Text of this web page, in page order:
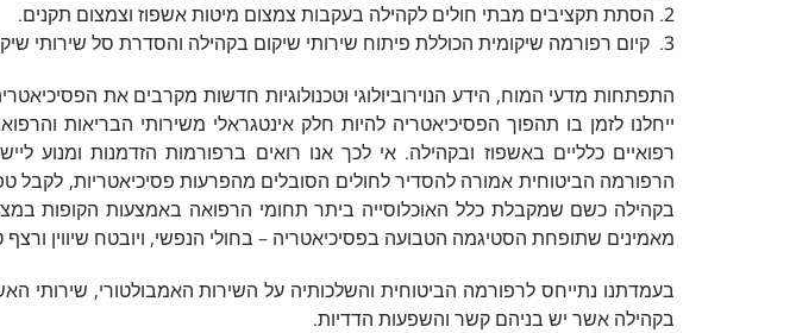
2. הסתת תקציבים מבתי חולים לקהילה בעקבות צמצום מיטות אשפוז וצמצום תקנים.
3. קיום רפורמה שיקומית הכוללת פיתוח שירותי שיקום בקהילה והסדרת סל שירותי שיקום בחקיקה.
התפתחות מדעי המוח, הידע הנוירוביולוגי וטכנולוגיות חדשות מקרבים את
ייחלנו לזמן בו תהפוך הפסיכיאטריה להיות חלק אינטגראלי משירותי הבריאות
רפואיים כלליים באשפוז ובקהילה. אי לכך אנו רואים ברפורמות הזדמנות ומנוע
הרפורמה הביטוחית אמורה להסדיר לחולים הסובלים מהפרעות פסיכיאטריות, לקבל
בקהילה כשם שמקבלת כלל האוכלוסייה ביתר תחומי הרפואה באמצעות הקופות
מאמינים שתופחת הסטיגמה הטבועה בפסיכיאטריה – בחולי הנפשי, ויובטח שיווין ורצף
בעמדתנו נתייחס לרפורמה הביטוחית והשלכותיה על השירות האמבולטורי, שירותי
בקהילה אשר יש בניהם קשר והשפעות הדדיות.